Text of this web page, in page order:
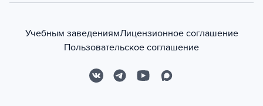
Учебным заведениямЛицензионное соглашение
Пользовательское соглашение